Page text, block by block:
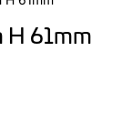
H 61mm